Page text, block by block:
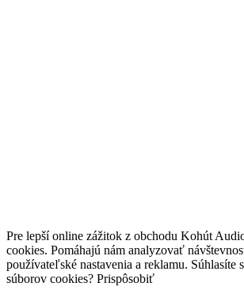
Pre lepší online zážitok z obchodu Kohút
cookies. Pomáhajú nám analyzovať
používateľské nastavenia a reklamu. Súhlasíte
súborov cookies? Prispôsobiť